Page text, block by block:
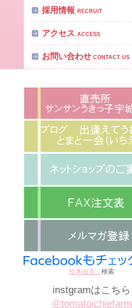
採用情報 RECRUIT
アクセス ACCESS
お問い合わせ CONTACT US
松本由美 検索
instgramはこちら
＠tomatoichiefarm